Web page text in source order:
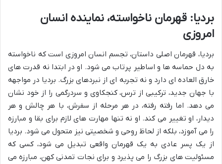
بردیا: قهرمان ناخواسته، نماینده انسان
امروزی
بردیا، قهرمان اصلی داستان، تجسم انسان امروزی است که ناخواسته
به دل حماسه ها و اساطیر پرتاب می شود. او در ابتدا نه قدرت های
خارق العاده ای دارد و نه تجربه ای از نبردهای بزرگ. بردیا در مواجهه
با جهان جدید، ترکیبی از ترس، کنجکاوی و سردرگمی را از خود نشان
می دهد. اما رفته رفته، در هر مرحله از سفرش، با هر چالش و هر
دیدار، او تغییر می کند. او نه تنها مهارت های لازم برای بقا و مبارزه
را می آموزد، بلکه از لحاظ روحی و شخصیتی نیز متحول می شود. بردیا
از یک پسر عادی به یک قهرمان واقعی تبدیل می شود، کسی که
مسئولیت های بزرگ را می پذیرد و برای نجات تمدنی کهن، مبارزه می